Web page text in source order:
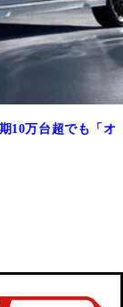
10万台超でも「オ